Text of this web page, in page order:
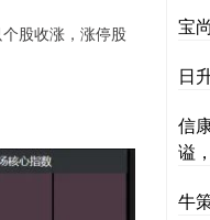
股收涨，涨停股
宝
日
信
谥
牛